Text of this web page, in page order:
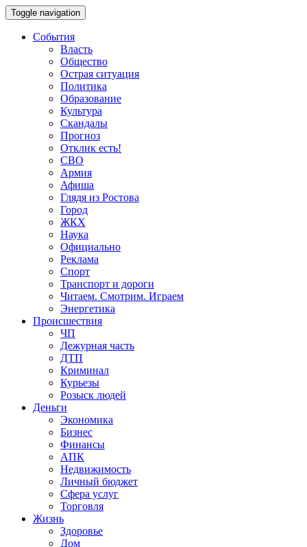
Toggle navigation
События
Власть
Общество
Острая ситуация
Политика
Образование
Культура
Скандалы
Прогноз
Отклик есть!
СВО
Армия
Афиша
Глядя из Ростова
Город
ЖКХ
Наука
Официально
Реклама
Спорт
Транспорт и дороги
Читаем. Смотрим. Играем
Энергетика
Происшествия
ЧП
Дежурная часть
ДТП
Криминал
Курьезы
Розыск людей
Деньги
Экономика
Бизнес
Финансы
АПК
Недвижимость
Личный бюджет
Сфера услуг
Торговля
Жизнь
Здоровье
Дом